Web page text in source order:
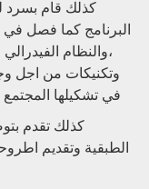
كذلك قام بسرد
البرنامج كما فصل في
،والنظام الفيدرالي
وتكنيكات من اجل
في تشكيلها
كذلك تقدم
الطبقية وتقديم